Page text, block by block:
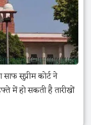
सुप्रीम कोर्ट ने
में हो सकती है तारीखों